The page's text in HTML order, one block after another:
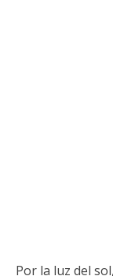
Por la luz del